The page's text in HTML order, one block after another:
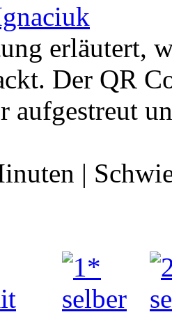
erläutert,
Der QR
aufgestreut
|